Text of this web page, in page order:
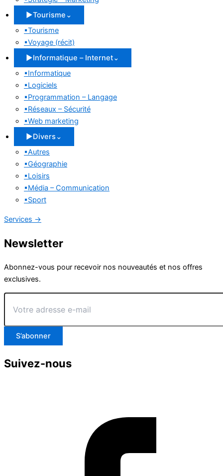
▶Tourisme ⌄
▪Tourisme
▪Voyage (récit)
▶Informatique – Internet⌄
▪Informatique
▪Logiciels
▪Programmation – Langage
▪Réseaux – Sécurité
▪Web marketing
▶Divers ⌄
▪Autres
▪Géographie
▪Loisirs
▪Média – Communication
▪Sport
Services →
Newsletter
Abonnez-vous pour recevoir nos nouveautés et nos offres
exclusives.
Votre
adresse
mail
S’abonner
Suivez-nous